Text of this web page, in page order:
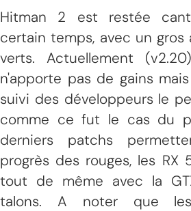
Hitman 2 est restée
certain temps, avec un gros
verts. Actuellement
n'apporte pas de gains
suivi des développeurs le
comme ce fut le cas du
derniers patchs
progrès des rouges, les RX
tout de même avec la
talons. A noter que